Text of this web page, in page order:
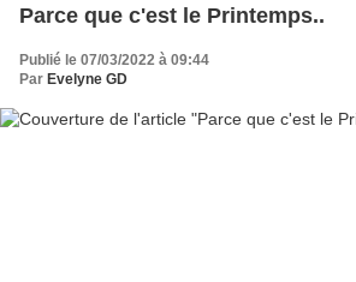
Parce que c'est le Printemps..
Publié le 07/03/2022 à 09:44
Par Evelyne GD